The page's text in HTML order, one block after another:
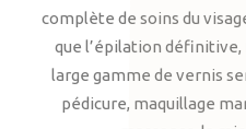
complète de soins du
que l’épilation
large gamme de vernis
pédicure, maquillage